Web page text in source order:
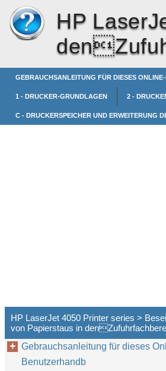
HP
GEBRAUCHSANLEITUNG FÜR DIESES
1 - DRUCKER-GRUNDLAGEN 2 -
C - DRUCKERSPEICHER UND ERWEITERUNG
HP LaserJet 4050 Printer series >
von Papierstaus in
Gebrauchsanleitung für dieses
Benutzerhandb